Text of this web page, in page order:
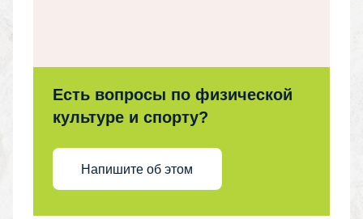
Есть вопросы по физической
культуре и спорту?
Напишите об этом